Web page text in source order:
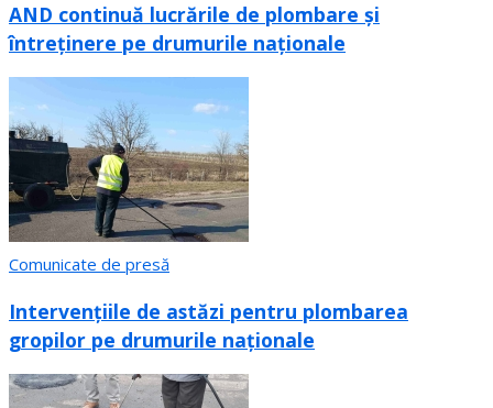
AND continuă lucrările de plombare și
întreținere pe drumurile naționale
Comunicate de presă
Intervențiile de astăzi pentru plombarea
gropilor pe drumurile naționale